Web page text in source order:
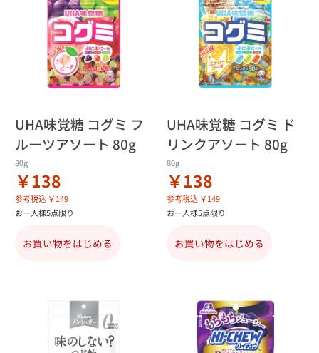
UHA味覚糖 コグミ フ
ルーツアソート 80g
80g
￥138
参考税込 ￥149
お一人様5点限り
お買い物をはじめる
UHA味覚糖 コグミ ド
リンクアソート 80g
80g
￥138
参考税込 ￥149
お一人様5点限り
お買い物をはじめる